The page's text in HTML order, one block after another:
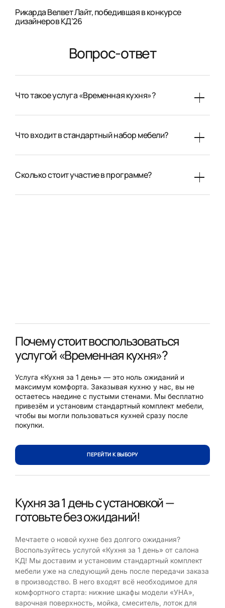
Рикарда Велвет Лайт, победившая в конкурсе
дизайнеров КД’26
Вопрос-ответ
Что такое услуга «Временная кухня»?
Что входит в стандартный набор мебели?
Сколько стоит участие в программе?
Почему стоит воспользоваться
услугой «Временная кухня»?
Услуга «Кухня за 1 день» — это ноль ожиданий и
максимум комфорта. Заказывая кухню у нас, вы не
остаетесь наедине с пустыми стенами. Мы бесплатно
привезём и установим стандартный комплект мебели,
чтобы вы могли пользоваться кухней сразу после
покупки.
ПЕРЕЙТИ К ВЫБОРУ
Кухня за 1 день с установкой —
готовьте без ожиданий!
Мечтаете о новой кухне без долгого ожидания?
Воспользуйтесь услугой «Кухня за 1 день» от салона
КД! Мы доставим и установим стандартный комплект
мебели уже на следующий день после передачи заказа
в производство. В него входят всё необходимое для
комфортного старта: нижние шкафы модели «УНА»,
варочная поверхность, мойка, смеситель, лоток для